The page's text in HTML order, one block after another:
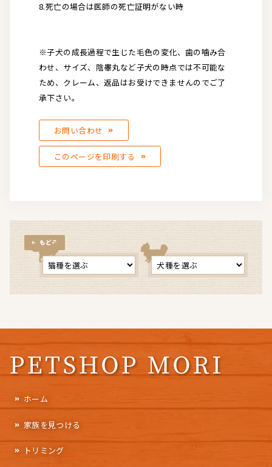
8.死亡の場合は医師の死亡証明がない時
※子犬の成長過程で生じた毛色の変化、歯の噛み合
わせ、サイズ、陰睾丸など子犬の時点では不可能な
ため、クレーム、返品はお受けできませんのでご了
承下さい。
お問い合わせ
このページを印刷する
もどる
ホーム
家族を見つける
トリミング